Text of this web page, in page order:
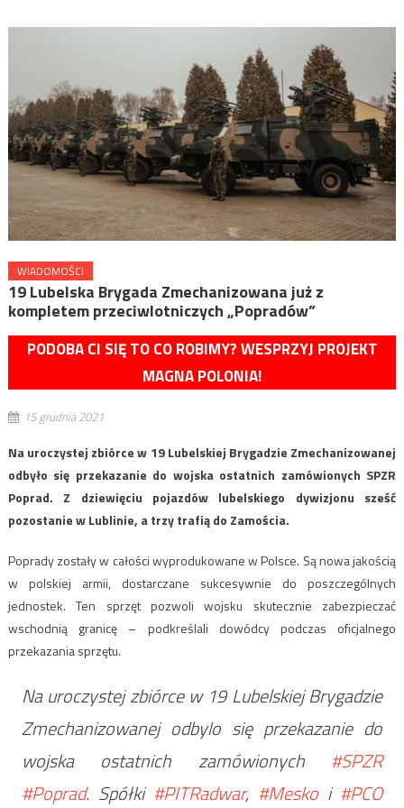
WIADOMOŚCI
19 Lubelska Brygada Zmechanizowana już z
kompletem przeciwlotniczych „Popradów”
PODOBA CI SIĘ TO CO ROBIMY? WESPRZYJ PROJEKT
MAGNA POLONIA!
15 grudnia 2021
Na uroczystej zbiórce w 19 Lubelskiej Brygadzie Zmechanizowanej
odbyło się przekazanie do wojska ostatnich zamówionych SPZR
Poprad. Z dziewięciu pojazdów lubelskiego dywizjonu sześć
pozostanie w Lublinie, a trzy trafią do Zamościa.
Poprady zostały w całości wyprodukowane w Polsce. Są nowa jakością
w polskiej armii, dostarczane sukcesywnie do poszczególnych
jednostek. Ten sprzęt pozwoli wojsku skutecznie zabezpieczać
wschodnią granicę – podkreślali dowódcy podczas oficjalnego
przekazania sprzętu.
Na uroczystej zbiórce w 19 Lubelskiej Brygadzie
Zmechanizowanej odbylo się przekazanie do
wojska ostatnich zamówionych #SPZR
#Poprad. Spółki #PITRadwar, #Mesko i #PCO